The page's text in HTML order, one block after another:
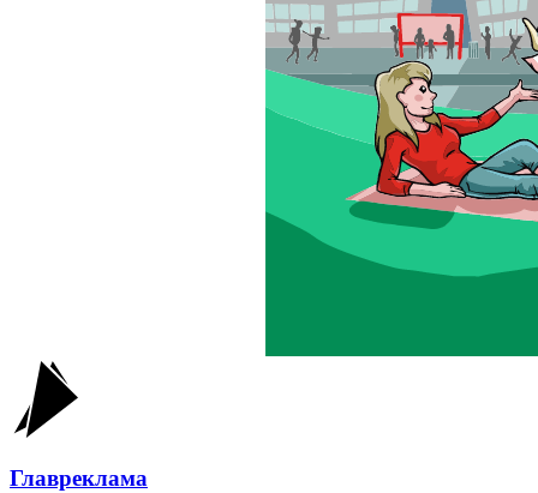
Главреклама